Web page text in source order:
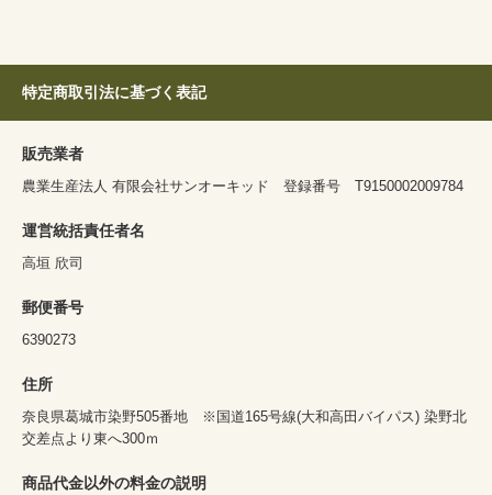
特定商取引法に基づく表記
販売業者
農業生産法人 有限会社サンオーキッド 登録番号 T9150002009784
運営統括責任者名
高垣 欣司
郵便番号
6390273
住所
奈良県葛城市染野505番地 ※国道165号線(大和高田バイパス) 染野北
交差点より東へ300ｍ
商品代金以外の料金の説明